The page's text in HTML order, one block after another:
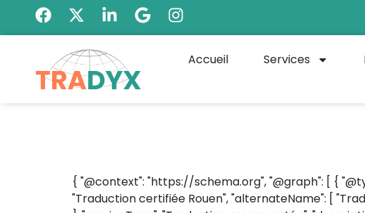
Accueil Services
{ "@context": "https://schema.org", "@graph": [ {
"Traduction certifiée Rouen", "alternateName": [